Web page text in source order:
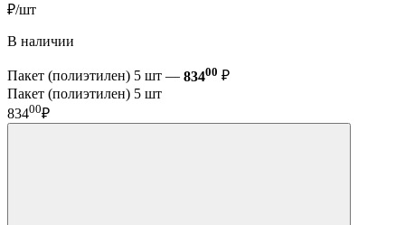
₽/шт
В наличии
Пакет (полиэтилен) 5 шт — 83400 ₽
Пакет (полиэтилен) 5 шт
83400₽